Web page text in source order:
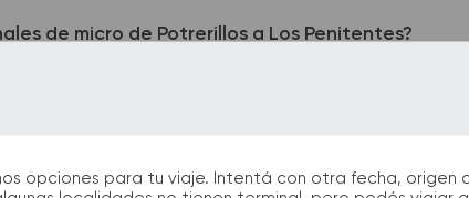
opciones para tu viaje. Intentá con otra fecha, origen
de micro de Potrerillos a Los Penitentes?
queda ubicada en Proveeduría - Av. Los
HERAS - MZA. En las terminales de bus podrás
que te facilitarán la partida y el arribo durante tu viaje.